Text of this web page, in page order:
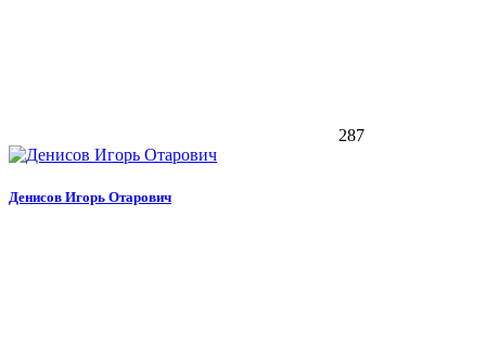
287
Денисов Игорь Отарович